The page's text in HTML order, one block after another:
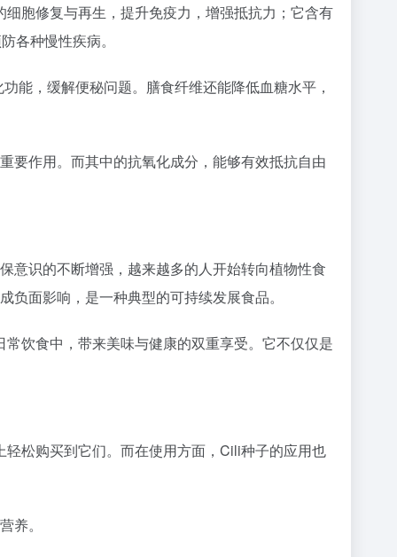
胞修复与再生，提升免疫力，增强抵抗力；它含有
各种慢性疾病。
能，缓解便秘问题。膳食纤维还能降低血糖水平，
要作用。而其中的抗氧化成分，能够有效抵抗自由
意识的不断增强，越来越多的人开始转向植物性食
面影响，是一种典型的可持续发展食品。
饮食中，带来美味与健康的双重享受。它不仅仅是
松购买到它们。而在使用方面，Cili种子的应用也
养。